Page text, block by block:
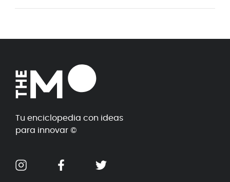
Tu enciclopedia con ideas
para innovar ©